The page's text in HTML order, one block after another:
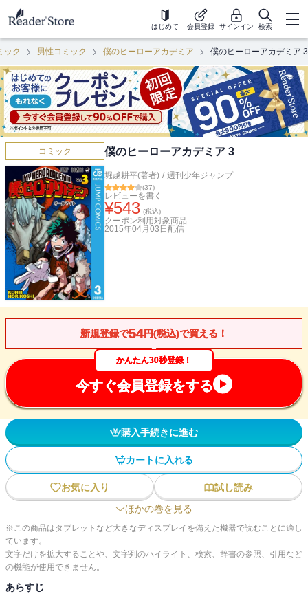
はじめて 会員登録 サインイン 検索
ック 男性コミック 僕のヒーローアカデミア 僕のヒーローアカデミア 3
コミック 僕のヒーローアカデミア 3
堀越耕平(著者) / 週刊少年ジャンプ
(37)
レビューを書く
¥543 (税込)
クーポン利用対象商品
2015年04月03日 配信
新規登録で54円(税込)で買える！
かんたん30秒登録！
今すぐ会員登録をする
購入手続きに進む
カートに入れる
お気に入り
試し読み
ほかの巻を見る
※この商品はタブレットなど大きなディスプレイを備えた機器で読むことに適し
ています。
文字だけを拡大することや、文字列のハイライト、検索、辞書の参照、引用など
の機能が使用できません。
あらすじ